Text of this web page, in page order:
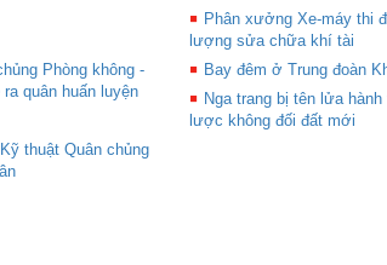
Phân xưởng Xe-máy thi
lượng sửa chữa khí tài
Phòng không -
quân huấn luyện
Bay đêm ở Trung đoàn
Nga trang bị tên lửa
lược không đối đất mới
thuật Quân chủng